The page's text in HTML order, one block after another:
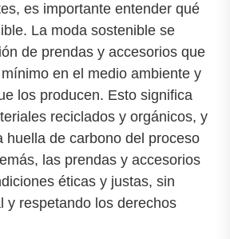
es importante entender qué
La moda sostenible se
de prendas y accesorios que
en el medio ambiente y
los producen. Esto significa
reciclados y orgánicos, y
huella de carbono del proceso
las prendas y accesorios
éticas y justas, sin
y respetando los derechos